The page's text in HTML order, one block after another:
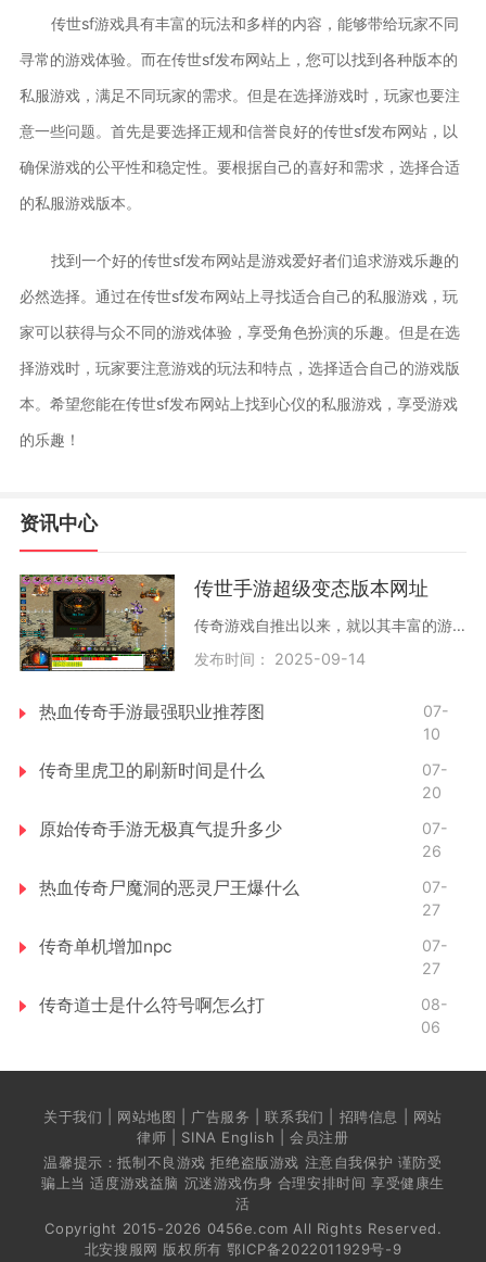
传世sf游戏具有丰富的玩法和多样的内容，能够带给玩家不同
寻常的游戏体验。而在传世sf发布网站上，您可以找到各种版本的
私服游戏，满足不同玩家的需求。但是在选择游戏时，玩家也要注
意一些问题。首先是要选择正规和信誉良好的传世sf发布网站，以
确保游戏的公平性和稳定性。要根据自己的喜好和需求，选择合适
的私服游戏版本。
找到一个好的传世sf发布网站是游戏爱好者们追求游戏乐趣的
必然选择。通过在传世sf发布网站上寻找适合自己的私服游戏，玩
家可以获得与众不同的游戏体验，享受角色扮演的乐趣。但是在选
择游戏时，玩家要注意游戏的玩法和特点，选择适合自己的游戏版
本。希望您能在传世sf发布网站上找到心仪的私服游戏，享受游戏
的乐趣！
资讯中心
传世手游超级变态版本网址
传奇游戏自推出以来，就以其丰富的游戏内容和多样化的玩法吸引了无数玩家。玩家可以选择不同的角色进行游戏，这些角色各自拥有独特的技能和属性。无论是战士的勇猛，法师的高伤害，还是道士的辅助能力，每种职业都有其独特的魅力。在传世手游中，玩家不仅可以
发布时间： 2025-09-14
热血传奇手游最强职业推荐图
07-
10
传奇里虎卫的刷新时间是什么
07-
20
原始传奇手游无极真气提升多少
07-
26
热血传奇尸魔洞的恶灵尸王爆什么
07-
27
传奇单机增加npc
07-
27
传奇道士是什么符号啊怎么打
08-
06
关于我们 | 网站地图 | 广告服务 | 联系我们 | 招聘信息 | 网站
律师 | SINA English | 会员注册
温馨提示：抵制不良游戏 拒绝盗版游戏 注意自我保护 谨防受
骗上当 适度游戏益脑 沉迷游戏伤身 合理安排时间 享受健康生
活
Copyright 2015-2026 0456e.com All Rights Reserved.
北安搜服网 版权所有 鄂ICP备2022011929号-9